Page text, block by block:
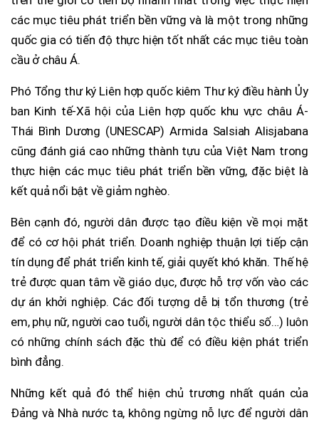
các mục tiêu phát triển bền vững và là một trong những
quốc gia có tiến độ thực hiện tốt nhất các mục tiêu toàn
cầu ở châu Á.
Phó Tổng thư ký Liên hợp quốc kiêm Thư ký điều hành Ủy
ban Kinh tế-Xã hội của Liên hợp quốc khu vực châu Á-
Thái Bình Dương (UNESCAP) Armida Salsiah Alisjabana
cũng đánh giá cao những thành tựu của Việt Nam trong
thực hiện các mục tiêu phát triển bền vững, đặc biệt là
kết quả nổi bật về giảm nghèo.
Bên cạnh đó, người dân được tạo điều kiện về mọi mặt
để có cơ hội phát triển. Doanh nghiệp thuận lợi tiếp cận
tín dụng để phát triển kinh tế, giải quyết khó khăn. Thế hệ
trẻ được quan tâm về giáo dục, được hỗ trợ vốn vào các
dự án khởi nghiệp. Các đối tượng dễ bị tổn thương (trẻ
em, phụ nữ, người cao tuổi, người dân tộc thiểu số…) luôn
có những chính sách đặc thù để có điều kiện phát triển
bình đẳng.
Những kết quả đó thể hiện chủ trương nhất quán của
Đảng và Nhà nước ta, không ngừng nỗ lực để người dân